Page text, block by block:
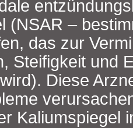
(NSAR –
das zur
Steifigkeit und
Diese
Kaliumspiegel